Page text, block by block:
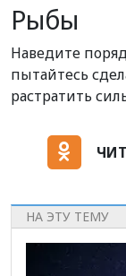
Рыбы
Наведите
пытайтесь
растратить
НА ЭТУ ТЕМУ